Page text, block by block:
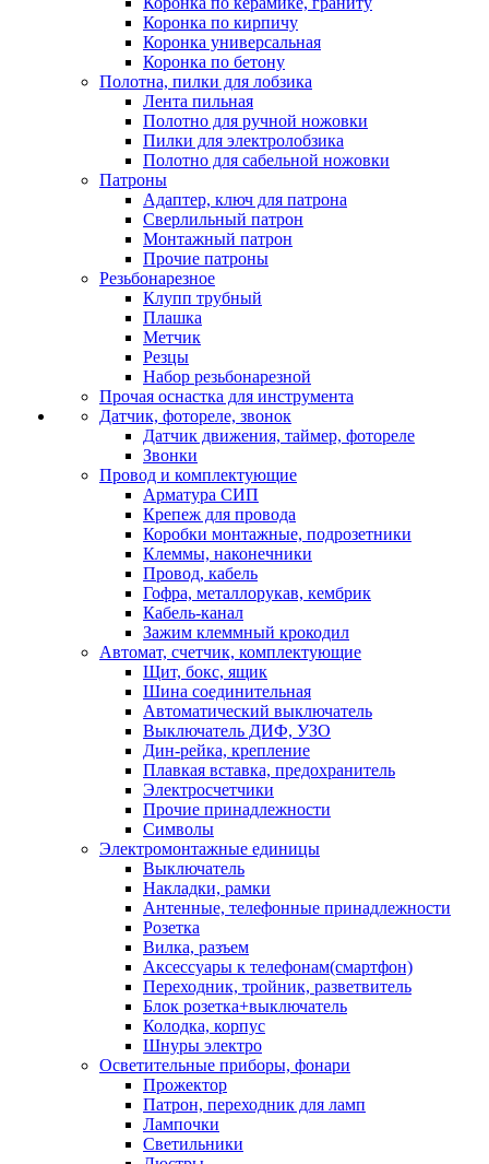
Коронка по кирпичу
Коронка универсальная
Коронка по бетону
Полотна, пилки для лобзика
Лента пильная
Полотно для ручной ножовки
Пилки для электролобзика
Полотно для сабельной ножовки
Патроны
Адаптер, ключ для патрона
Сверлильный патрон
Монтажный патрон
Прочие патроны
Резьбонарезное
Клупп трубный
Плашка
Метчик
Резцы
Набор резьбонарезной
Прочая оснастка для инструмента
Датчик, фотореле, звонок
Датчик движения, таймер, фотореле
Звонки
Провод и комплектующие
Арматура СИП
Крепеж для провода
Коробки монтажные, подрозетники
Клеммы, наконечники
Провод, кабель
Гофра, металлорукав, кембрик
Кабель-канал
Зажим клеммный крокодил
Автомат, счетчик, комплектующие
Щит, бокс, ящик
Шина соединительная
Автоматический выключатель
Выключатель ДИФ, УЗО
Дин-рейка, крепление
Плавкая вставка, предохранитель
Электросчетчики
Прочие принадлежности
Символы
Электромонтажные единицы
Выключатель
Накладки, рамки
Антенные, телефонные принадлежности
Розетка
Вилка, разъем
Аксессуары к телефонам(смартфон)
Переходник, тройник, разветвитель
Блок розетка+выключатель
Колодка, корпус
Шнуры электро
Осветительные приборы, фонари
Прожектор
Патрон, переходник для ламп
Лампочки
Светильники